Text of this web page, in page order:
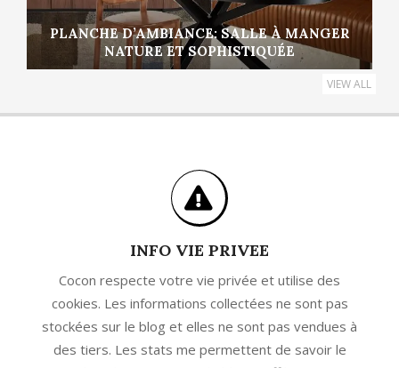
PLANCHE D’AMBIANCE: SALLE À MANGER
NATURE ET SOPHISTIQUÉE
VIEW ALL
INFO VIE PRIVEE
Cocon respecte votre vie privée et utilise des
cookies. Les informations collectées ne sont pas
stockées sur le blog et elles ne sont pas vendues à
des tiers. Les stats me permettent de savoir le